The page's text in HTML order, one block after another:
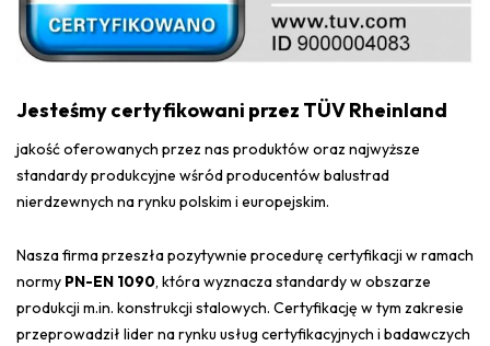
Jesteśmy certyfikowani przez TÜV Rheinland
jakość oferowanych przez nas produktów oraz najwyższe
standardy produkcyjne wśród producentów balustrad
nierdzewnych na rynku polskim i europejskim.
Nasza firma przeszła pozytywnie procedurę certyfikacji w ramach
normy PN-EN 1090, która wyznacza standardy w obszarze
produkcji m.in. konstrukcji stalowych. Certyfikację w tym zakresie
przeprowadził lider na rynku usług certyfikacyjnych i badawczych